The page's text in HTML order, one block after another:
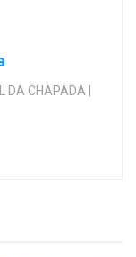
DA CHAPADA |